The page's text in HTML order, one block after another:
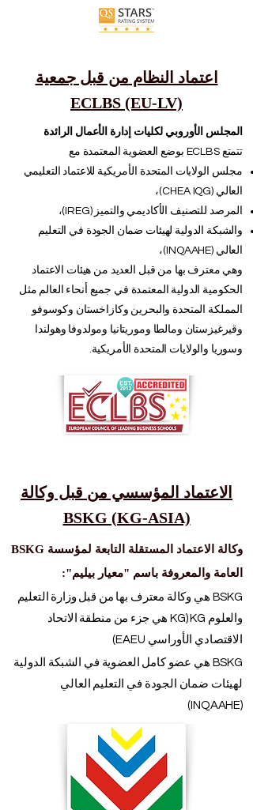
اعتماد النظام من قبل جمعية
ECLBS (EU-LV)
المجلس الأوروبي لكليات إدارة الأعمال الرائدة
تتمتع ECLBS بوضع العضوية المعتمدة مع
مجلس الولايات المتحدة الأمريكية للاعتماد التعليمي
العالي (CHEA IQG)،
المرصد للتصنيف الأكاديمي والتميز (IREG)،
والشبكة الدولية لهيئات ضمان الجودة في التعليم
العالي (INQAAHE)،
وهي معترف بها من قبل العديد من هيئات الاعتماد
الحكومية الدولية المعتمدة في جميع أنحاء العالم مثل
المملكة المتحدة والبحرين وكازاخستان وكوسوفو
وقيرغيزستان ومالطا وموريتانيا ومولدوفا وهولندا
وسوريا والولايات المتحدة الأمريكية.
الاعتماد المؤسسي من قبل وكالة
BSKG (KG-ASIA)
وكالة الاعتماد المستقلة التابعة لمؤسسة BSKG
العامة والمعروفة باسم "معيار بيليم":
BSKG هي وكالة معترف بها من قبل وزارة التعليم
والعلوم KG (KG هي جزء من منطقة الاتحاد
الاقتصادي الأوراسي EAEU)
BSKG هي عضو كامل العضوية في الشبكة الدولية
لهيئات ضمان الجودة في التعليم العالي
(INQAAHE)